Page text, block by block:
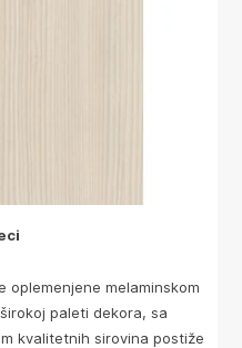
oplemenjene melaminskom
paleti dekora, sa
kvalitetnih sirovina postiže